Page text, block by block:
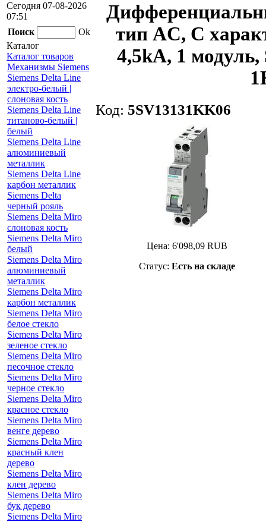
Сегодня 07-08-2026
07:51
Поиск
Ok
Каталог
Каталог товаров
Механизмы Siemens
Siemens Delta Line
электро-белый |
слоновая кость
Siemens Delta Line
титаново-белый |
белый
Siemens Delta Line
алюминиевый
металлик
Siemens Delta Line
карбон металлик
Siemens Delta
черный рояль
Siemens Delta Miro
слоновая кость
Siemens Delta Miro
белый
Siemens Delta Miro
алюминиевый
металлик
Siemens Delta Miro
карбон металлик
Siemens Delta Miro
белое стекло
Siemens Delta Miro
зеленое стекло
Siemens Delta Miro
песочное стекло
Siemens Delta Miro
черное стекло
Siemens Delta Miro
красное стекло
Siemens Delta Miro
венге дерево
Siemens Delta Miro
красный клен
дерево
Siemens Delta Miro
клен дерево
Siemens Delta Miro
бук дерево
Siemens Delta Miro
тип AC, C
4,5kA, 1
Код: 5SV13131KK06
Цена: 6'098,09RUB
Статус: Есть на складе